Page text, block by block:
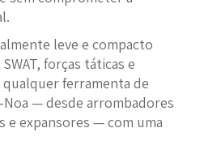
leve e compacto
forças táticas e
ferramenta de
— desde arrombadores
e expansores — com uma